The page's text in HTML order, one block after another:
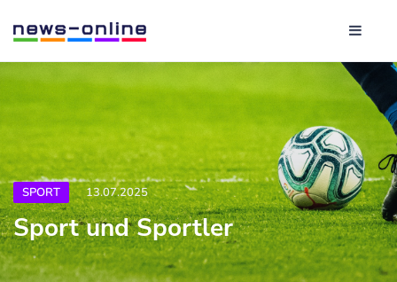
SPORT 13.07.2025
Sport und Sportler